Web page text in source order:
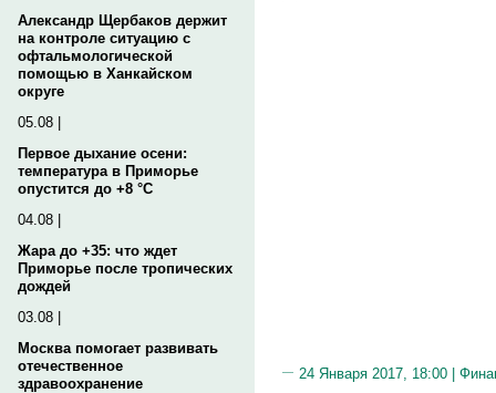
Александр Щербаков держит
на контроле ситуацию с
офтальмологической
помощью в Ханкайском
округе
05.08 |
Первое дыхание осени:
температура в Приморье
опустится до +8 °C
04.08 |
Жара до +35: что ждет
Приморье после тропических
дождей
03.08 |
Москва помогает развивать
отечественное
здравоохранение
24 Января 2017, 18:00 |